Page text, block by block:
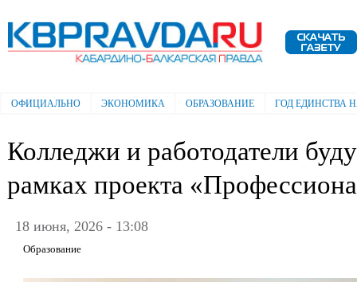
Электронная газета "Кабардино-
Балкарская правда"
Главное меню
ОФИЦИАЛЬНО ЭКОНОМИКА ОБРАЗОВАНИЕ ГОД ЕДИНСТВА
Колледжи и работодатели
рамках проекта
18 июня, 2026 - 13:08
Образование